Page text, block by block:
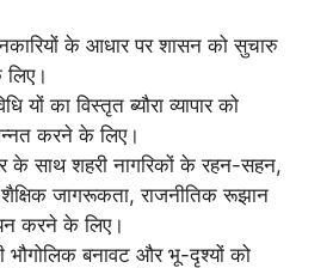
के आधार पर शासन को सुचारु
यों का विस्तृत ब्यौरा व्यापार को
करने के लिए।
के साथ शहरी नागरिकों के रहन-सहन,
जागरूकता, राजनीतिक रूझान
करने के लिए।
भौगोलिक बनावट और भू-दृश्यों को